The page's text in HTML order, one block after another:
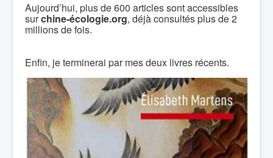
Aujourd’hui, plus de 600 articles sont accessibles
surchine-écologie.org, déjà consultés plus de 2
millions de fois.
Enfin, je terminerai par mes deux livres récents.